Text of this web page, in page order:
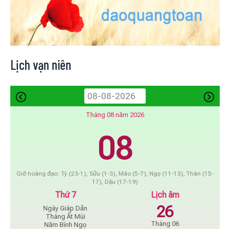
Lịch vạn niên
Tháng 08 năm 2026
08
Giờ hoàng đạo: Tý (23-1), Sửu (1-3), Mão (5-7), Ngọ (11-13), Thân (15-
17), Dậu (17-19)
Thứ 7
Ngày Giáp Dần
Tháng Ất Mùi
Năm Bính Ngọ
Lịch âm
26
Tháng 06